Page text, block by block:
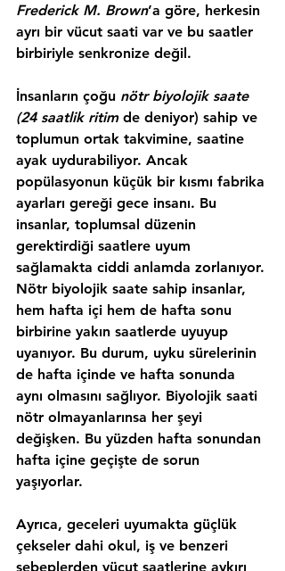
Frederick M. Brown’a göre, herkesin
ayrı bir vücut saati var ve bu saatler
birbiriyle senkronize değil.
İnsanların çoğu nötr biyolojik saate
(24 saatlik ritim de deniyor) sahip ve
toplumun ortak takvimine, saatine
ayak uydurabiliyor. Ancak
popülasyonun küçük bir kısmı fabrika
ayarları gereği gece insanı. Bu
insanlar, toplumsal düzenin
gerektirdiği saatlere uyum
sağlamakta ciddi anlamda zorlanıyor.
Nötr biyolojik saate sahip insanlar,
hem hafta içi hem de hafta sonu
birbirine yakın saatlerde uyuyup
uyanıyor. Bu durum, uyku sürelerinin
de hafta içinde ve hafta sonunda
aynı olmasını sağlıyor. Biyolojik saati
nötr olmayanlarınsa her şeyi
değişken. Bu yüzden hafta sonundan
hafta içine geçişte de sorun
yaşıyorlar.
Ayrıca, geceleri uyumakta güçlük
çekseler dahi okul, iş ve benzeri
sebeplerden vücut saatlerine aykırı